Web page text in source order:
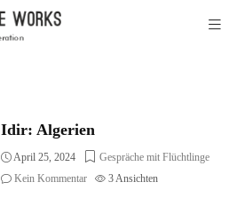
Idir: Algerien
April 25, 2024
Gespräche mit Flüchtlinge
Kein Kommentar
3Ansichten